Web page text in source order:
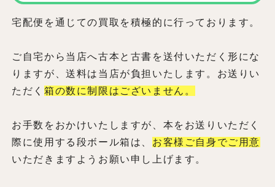
宅配便を通じての買取を積極的に行っております。
ご自宅から当店へ古本と古書を送付いただく形にな
りますが、送料は当店が負担いたします。お送りい
ただく 箱の数に制限はございません。
お手数をおかけいたしますが、本をお送りいただく
際に使用する段ボール箱は、 お客様ご自身でご用意
いただきますようお願い申し上げます。